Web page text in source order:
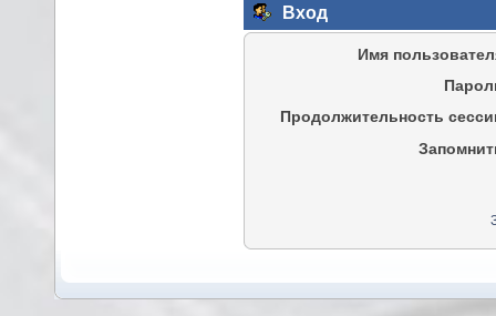
Вход
Имя
Продолжительность